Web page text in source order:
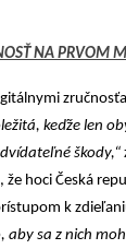
NA PRVOM
keďže len
škody,“
že hoci Česká
k
aby sa z nich